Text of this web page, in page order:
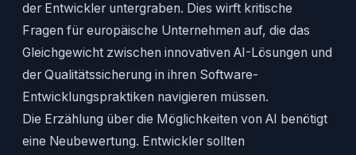
der Entwickler untergraben. Dies wirft kritische
Fragen für europäische Unternehmen auf, die das
Gleichgewicht zwischen innovativen AI-Lösungen und
der Qualitätssicherung in ihren Software-
Entwicklungspraktiken navigieren müssen.
Die Erzählung über die Möglichkeiten von AI benötigt
eine Neubewertung. Entwickler sollten